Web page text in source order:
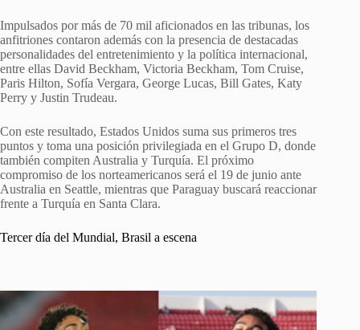
Impulsados por más de 70 mil aficionados en las tribunas, los
anfitriones contaron además con la presencia de destacadas
personalidades del entretenimiento y la política internacional,
entre ellas David Beckham, Victoria Beckham, Tom Cruise,
Paris Hilton, Sofía Vergara, George Lucas, Bill Gates, Katy
Perry y Justin Trudeau.
Con este resultado, Estados Unidos suma sus primeros tres
puntos y toma una posición privilegiada en el Grupo D, donde
también compiten Australia y Turquía. El próximo
compromiso de los norteamericanos será el 19 de junio ante
Australia en Seattle, mientras que Paraguay buscará reaccionar
frente a Turquía en Santa Clara.
Tercer día del Mundial, Brasil a escena